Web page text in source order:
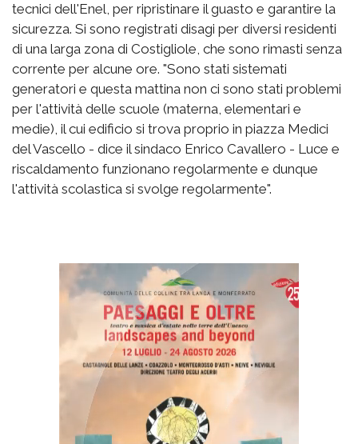
tecnici dell'Enel, per ripristinare il guasto e garantire la
sicurezza. Si sono registrati disagi per diversi residenti
di una larga zona di Costigliole, che sono rimasti senza
corrente per alcune ore. "Sono stati sistemati
generatori e questa mattina non ci sono stati problemi
per l'attività delle scuole (materna, elementari e
medie), il cui edificio si trova proprio in piazza Medici
del Vascello - dice il sindaco Enrico Cavallero - Luce e
riscaldamento funzionano regolarmente e dunque
l'attività scolastica si svolge regolarmente".